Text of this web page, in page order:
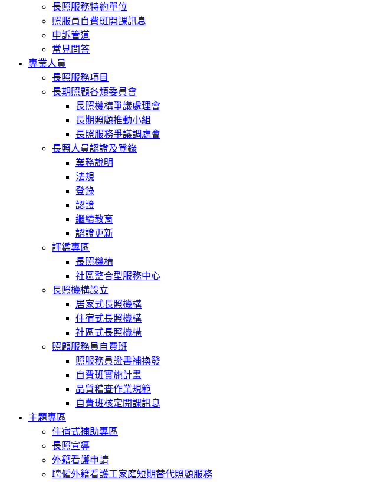
長照服務特約單位
照服員自費班開課訊息
申訴管道
常見問答
專業人員
長照服務項目
長期照顧各類委員會
長照機構爭議處理會
長期照顧推動小組
長照服務爭議調處會
長照人員認證及登錄
業務說明
法規
登錄
認證
繼續教育
認證更新
評鑑專區
長照機構
社區整合型服務中心
長照機構設立
居家式長照機構
住宿式長照機構
社區式長照機構
照顧服務員自費班
照服務員證書補換發
自費班實施計畫
品質稽查作業規範
自費班核定開課訊息
主題專區
住宿式補助專區
長照宣導
外籍看護申請
聘僱外籍看護工家庭短期替代照顧服務